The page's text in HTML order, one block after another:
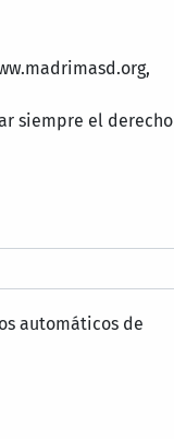
siempre el derecho
automáticos de